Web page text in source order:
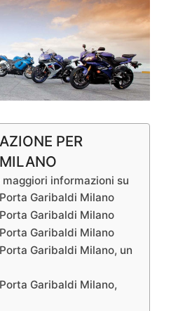
PER
informazioni su
Garibaldi Milano
Garibaldi Milano
Garibaldi Milano
Garibaldi Milano, un
Garibaldi Milano,